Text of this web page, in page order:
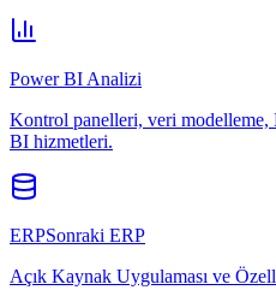
Power BI Analizi
Kontrol panelleri, veri modelleme,
BI hizmetleri.
ERPSonraki ERP
Açık Kaynak Uygulaması ve